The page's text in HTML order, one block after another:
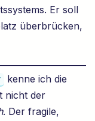
Er soll
überbrücken,
kenne ich die
nicht der
. Der fragile,